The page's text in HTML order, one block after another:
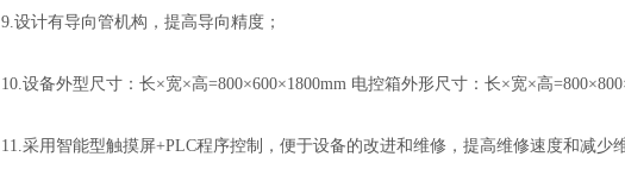
9.设计有导向管机构，提高导向精度；
10.设备外型尺寸：长×宽×高=800×600×1800mm 电控箱外形尺寸：长×宽×高
11.采用智能型触摸屏+PLC程序控制，便于设备的改进和维修，提高维修速度和减少